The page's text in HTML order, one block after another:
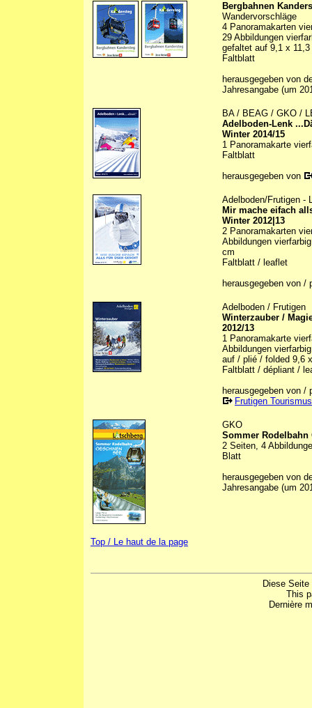
Bergbahnen
Wandervorschläge
4 Panoramakarten
29 Abbildungen
gefaltet auf 9,1 x
Faltblatt
herausgegeben von
Jahresangabe (um
BA / BEAG / GKO /
Adelboden-Lenk
Winter 2014/15
1 Panoramakarte
Faltblatt
herausgegeben von
Adelboden/Frutigen -
Mir mache eifach
Winter 2012|13
2 Panoramakarten
Abbildungen
cm
Faltblatt / leaflet
herausgegeben von /
Adelboden / Frutigen
Winterzauber /
2012/13
1 Panoramakarte
Abbildungen
auf / plié / folded 9,6
Faltblatt / dépliant /
herausgegeben von
Frutigen Tourismus
GKO
Sommer Rodelbahn
2 Seiten, 4
Blatt
herausgegeben von
Jahresangabe (um
Top / Le haut de la page
Diese
This
Dernière